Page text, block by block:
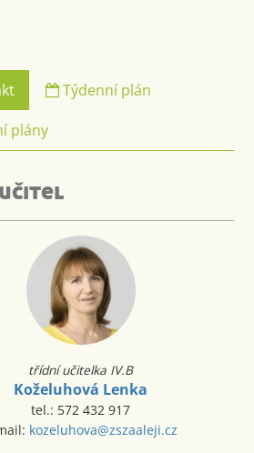
Týdenní plán
plány
třídní učitelka IV.B
Koželuhová Lenka
tel.: 572 432 917
kozeluhova@zszaaleji.cz